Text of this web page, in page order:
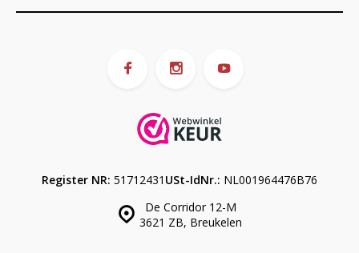
De Corridor 12-M
3621 ZB, Breukelen
Register NR: 51712431 USt-IdNr.: NL001964476B76